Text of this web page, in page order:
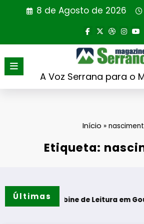
8 de Agosto de 2026
A Voz Serrana para o
Início »
Etiqueta:
Últimas
da Cabine de Leitura em Gouveia